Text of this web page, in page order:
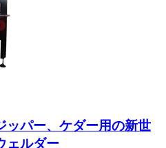
ッパー、ケダー用の新世
ェルダー